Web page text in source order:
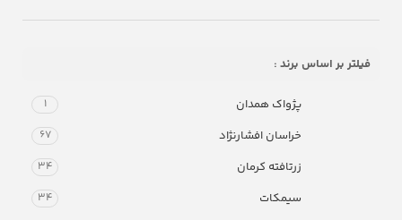
فیلتر بر اساس برند :
پژواک همدان 1
خراسان افشارنژاد 67
زرتافته کرمان 34
سیمکات 34